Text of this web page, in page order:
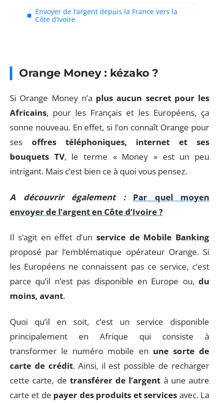
Envoyer de l’argent depuis la France vers la
Côte d’Ivoire
Orange Money : kézako ?
Si Orange Money n’a plus aucun secret pour les
Africains, pour les Français et les Européens, ça
sonne nouveau. En effet, si l’on connaît Orange pour
ses offres téléphoniques, internet et ses
bouquets TV, le terme « Money » est un peu
intrigant. Mais c’est bien ce à quoi vous pensez.
A découvrir également :
Par quel moyen
envoyer de l’argent en Côte d’Ivoire ?
Il s’agit en effet d’un service de Mobile Banking
proposé par l’emblématique opérateur Orange. Si
les Européens ne connaissent pas ce service, c’est
parce qu’il n’est pas disponible en Europe ou, du
moins, avant.
Quoi qu’il en soit, c’est un service disponible
principalement en Afrique qui consiste à
transformer le numéro mobile en une sorte de
carte de crédit. Ainsi, il est possible de recharger
cette carte, de transférer de l’argent à une autre
carte et de payer des produits et services avec. La